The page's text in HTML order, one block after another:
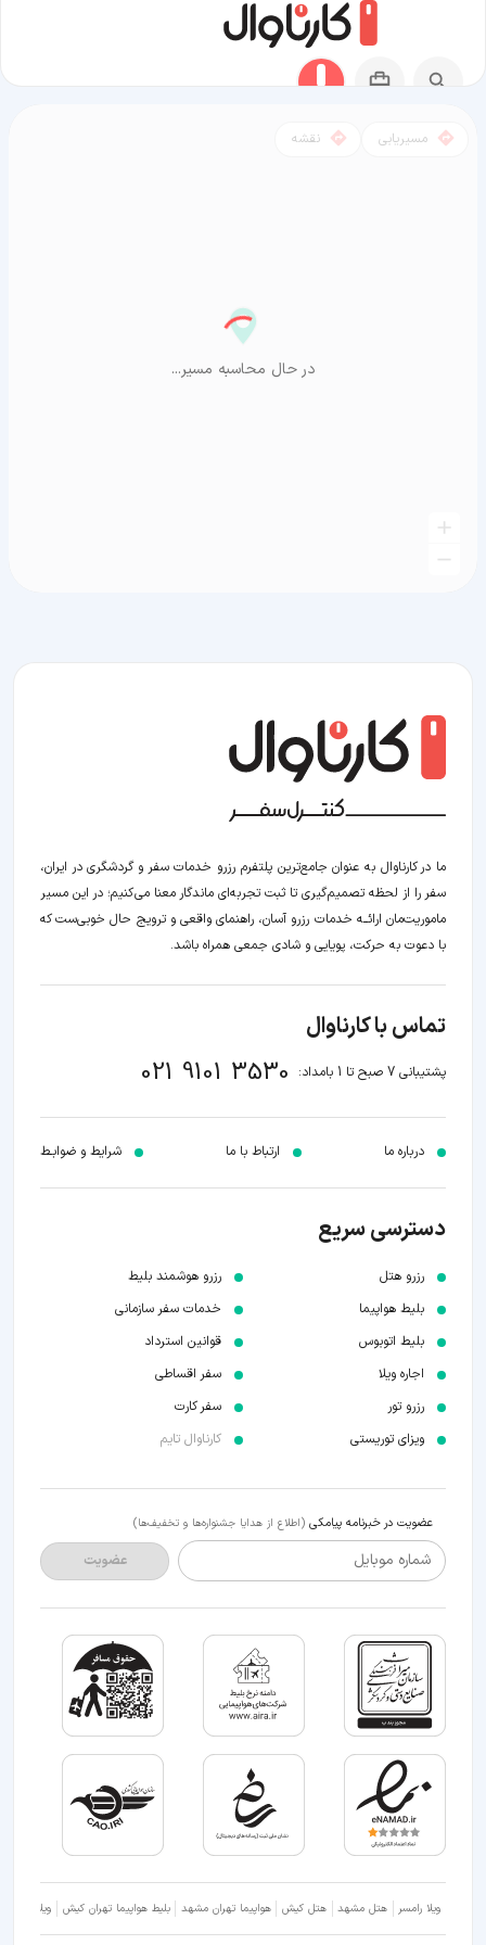
مسیریابی نقشه
در حال محاسبه مسیر...
ما در کارناوال به عنوان جامع‌ترین پلتفرم رزرو خدمات سفر و گردشگری در ایران،
سفر را از لحظه‌ تصمیم‌گیری تا ثبت تجربه‌ای ماندگار معنا می‌کنیم؛ در این مسیر‍
ماموریت‌مان اراﺋــﻪ خدمات رزرو آسان، راهنمای واقعی و ترویج حال خوبی‌ست که
با دعوت به حرکت، پویایی و شادی جمعی همراه باشد.
تماس با کارناوال
پشتیبانی 7 صبح تا 1 بامداد: 021 9101 3530
درباره ما ارتباط با ما شرایط و ضوابـط
دسترسی سریع
رزرو هتل
بلیط هواپیما
بلیط اتوبوس
اجاره ویلا
رزرو تور
ویزای توریستی
رزرو هوشمند بلیط
خدمات سفر سازمانی
قوانین استرداد
سفر اقساطی
سفر کارت
کارناوال تایم
عضویت در خبرنامه پیامکی (اطلاع از هدایا جشنواره‌ها و تخفیف‌ها)
شماره موبایل عضویت
ویلا رامسر هتل مشهد هتل کیش هواپیما تهران مشهد بلیط هواپیما تهران کیش ویلا شمال